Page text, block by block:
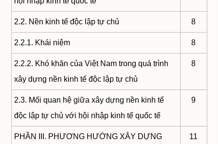
2.2. Nền kinh tế độc lập tự chủ 8
2.2.1. Khái niệm 8
2.2.2. Khó khăn của Việt Nam trong quá trình
xây dựng nền kinh tế độc lập tự chủ
8
2.3. Mối quan hệ giữa xây dựng nền kinh tế
độc lập tự chủ với hội nhập kinh tế quốc tế
9
PHẦN III. PHƯƠNG HƯỚNG XÂY DỰNG
11